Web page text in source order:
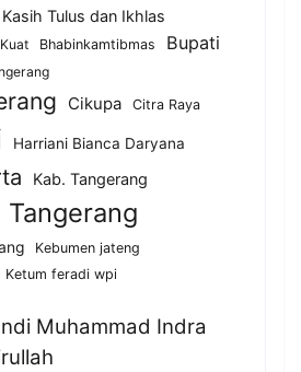
Tulus dan Ikhlas
Bhabinkamtibmas Bupati
Cikupa Citra Raya
Harriani Bianca Daryana
Kab. Tangerang
Kebumen jateng
Ketum feradi wpi
Muhammad Indra